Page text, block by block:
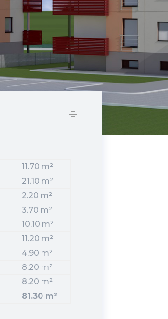
11.70 m²
21.10 m²
2.20 m²
3.70 m²
10.10 m²
11.20 m²
4.90 m²
8.20 m²
8.20 m²
81.30 m²